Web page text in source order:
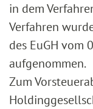
in dem
Verfahren
des EuGH vom
aufgenommen.
Zum